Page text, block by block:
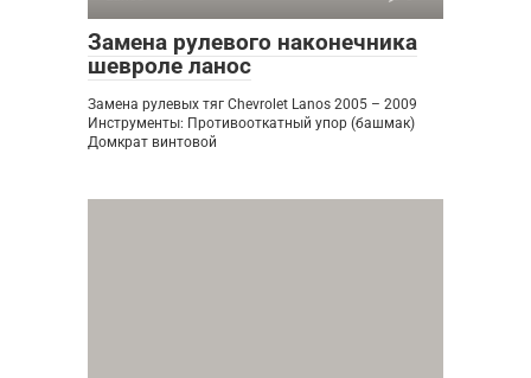
Замена рулевого наконечника
шевроле ланос
Замена рулевых тяг Chevrolet Lanos 2005 – 2009
Инструменты: Противооткатный упор (башмак)
Домкрат винтовой